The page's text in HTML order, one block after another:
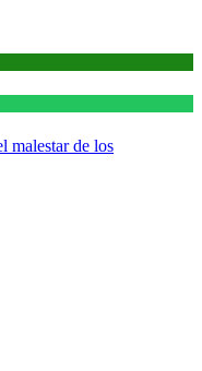
malestar de los